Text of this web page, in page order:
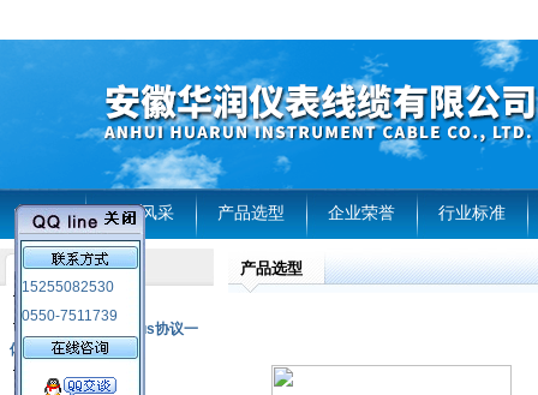
首页 企业风采 产品选型 企业荣誉 行业标准
15255082530
0550-7511739
产品列表
RS485通讯modbus协议一
体化现场智能仪表
热电偶
产品选型